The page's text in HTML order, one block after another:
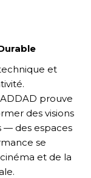
et
prouve
des visions
— des espaces
se
et de la